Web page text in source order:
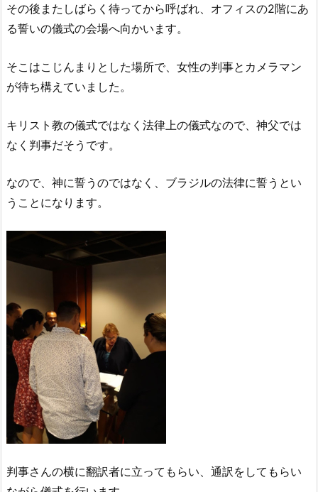
その後またしばらく待ってから呼ばれ、オフィスの2階にあ
る誓いの儀式の会場へ向かいます。
そこはこじんまりとした場所で、女性の判事とカメラマン
が待ち構えていました。
キリスト教の儀式ではなく法律上の儀式なので、神父では
なく判事だそうです。
なので、神に誓うのではなく、ブラジルの法律に誓うとい
うことになります。
判事さんの横に翻訳者に立ってもらい、通訳をしてもらい